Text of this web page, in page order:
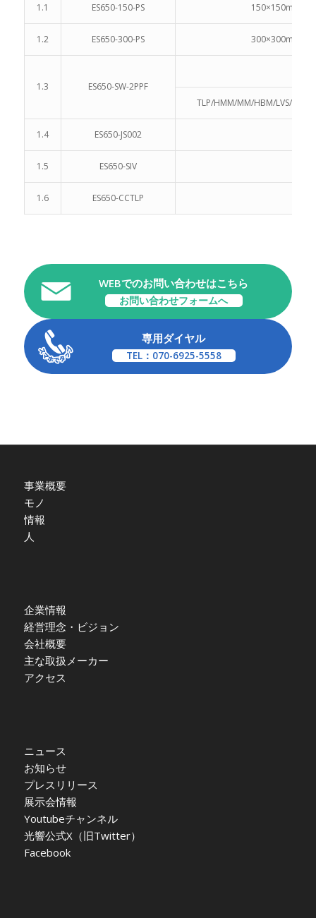
1.1 ES650-150-PS 150×150mmの
1.2 ES650-300-PS 300×300mmの
1.3
ES650-SW-2PPF
TLP/HMM/MM/HBM/LVS/EOS
1.4 ES650-JS002
1.5 ES650-SIV
1.6 ES650-CCTLP
WEBでのお問い合わせはこちら
お問い合わせフォームへ
専用ダイヤル
TEL：070-6925-5558
事業概要
モノ
情報
人
企業情報
経営理念・ビジョン
会社概要
主な取扱メーカー
アクセス
ニュース
お知らせ
プレスリリース
展示会情報
Youtubeチャンネル
光響公式X（旧Twitter）
Facebook